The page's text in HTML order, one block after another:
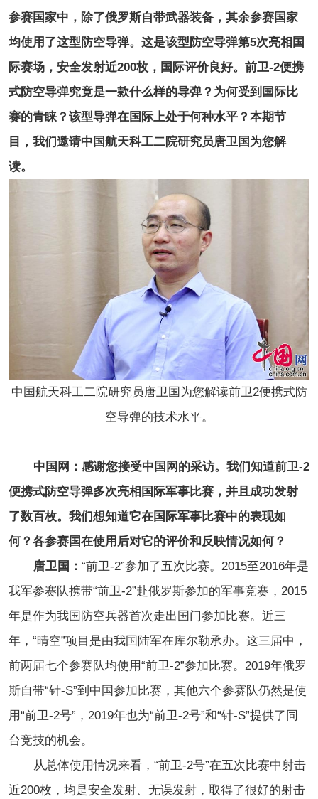
参赛国家中，除了俄罗斯自带武器装备，其余参赛国家
均使用了这型防空导弹。这是该型防空导弹第5次亮相国
际赛场，安全发射近200枚，国际评价良好。前卫-2便携
式防空导弹究竟是一款什么样的导弹？为何受到国际比
赛的青睐？该型导弹在国际上处于何种水平？本期节
目，我们邀请中国航天科工二院研究员唐卫国为您解
读。
中国航天科工二院研究员唐卫国为您解读前卫2便携式防
空导弹的技术水平。
中国网：感谢您接受中国网的采访。我们知道前卫-2
便携式防空导弹多次亮相国际军事比赛，并且成功发射
了数百枚。我们想知道它在国际军事比赛中的表现如
何？各参赛国在使用后对它的评价和反映情况如何？
唐卫国： “前卫-2”参加了五次比赛。2015至2016年是
我军参赛队携带“前卫-2”赴俄罗斯参加的军事竞赛，2015
年是作为我国防空兵器首次走出国门参加比赛。近三
年，“晴空”项目是由我国陆军在库尔勒承办。这三届中，
前两届七个参赛队均使用“前卫-2”参加比赛。2019年俄罗
斯自带“针-S”到中国参加比赛，其他六个参赛队仍然是使
用“前卫-2号”，2019年也为“前卫-2号”和“针-S”提供了同
台竞技的机会。
从总体使用情况来看，“前卫-2号”在五次比赛中射击
近200枚，均是安全发射、无误发射，取得了很好的射击